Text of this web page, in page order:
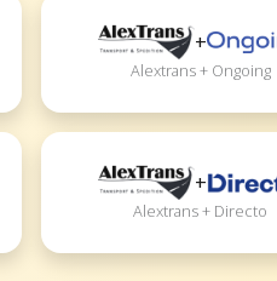
+
Alextrans + Ongoing
+
Alextrans + Directo